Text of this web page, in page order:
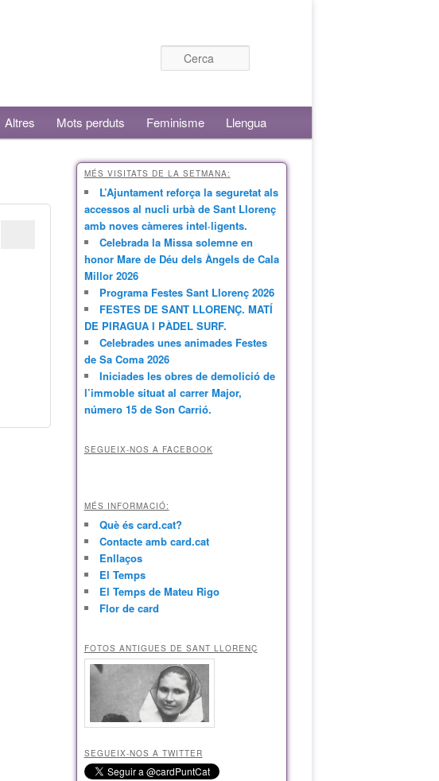
Altres Mots perduts Feminisme Llengua
MÉS VISITATS DE LA SETMANA:
L’Ajuntament reforça la seguretat als
accessos al nucli urbà de Sant Llorenç
amb noves càmeres intel·ligents.
Celebrada la Missa solemne en
honor Mare de Déu dels Àngels de Cala
Millor 2026
Programa Festes Sant Llorenç 2026
FESTES DE SANT LLORENÇ. MATÍ
DE PIRAGUA I PÀDEL SURF.
Celebrades unes animades Festes
de Sa Coma 2026
Iniciades les obres de demolició de
l’immoble situat al carrer Major,
número 15 de Son Carrió.
SEGUEIX-NOS A FACEBOOK
MÉS INFORMACIÓ:
Què és card.cat?
Contacte amb card.cat
Enllaços
El Temps
El Temps de Mateu Rigo
Flor de card
FOTOS ANTIGUES DE SANT LLORENÇ
SEGUEIX-NOS A TWITTER